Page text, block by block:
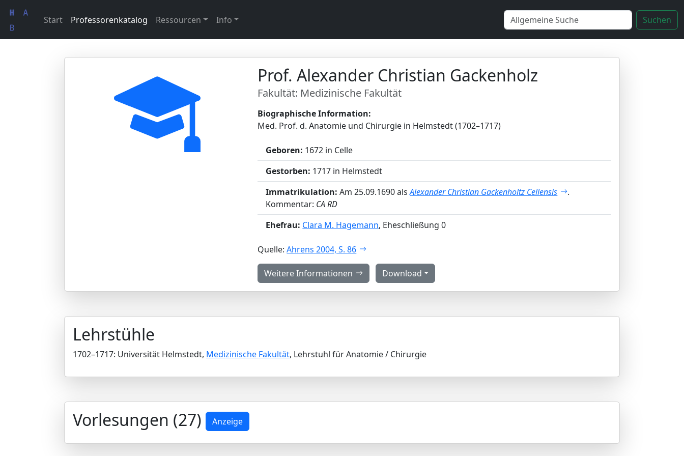
Start Professorenkatalog Ressourcen Info Suchen
Prof. Alexander Christian Gackenholz
Fakultät: Medizinische Fakultät
Biographische Information:
Med. Prof. d. Anatomie und Chirurgie in Helmstedt (1702–1717)
Geboren: 1672 in Celle
Gestorben: 1717 in Helmstedt
Immatrikulation: Am 25.09.1690 alsAlexander Christian Gackenholtz Cellensis
.
Kommentar: CA RD
Ehefrau: Clara M. Hagemann, Eheschließung 0
Quelle:Ahrens 2004, S. 86
Weitere Informationen Download
Lehrstühle
1702–1717: Universität Helmstedt, Medizinische Fakultät, Lehrstuhl für Anatomie / Chirurgie
Vorlesungen (27) Anzeige